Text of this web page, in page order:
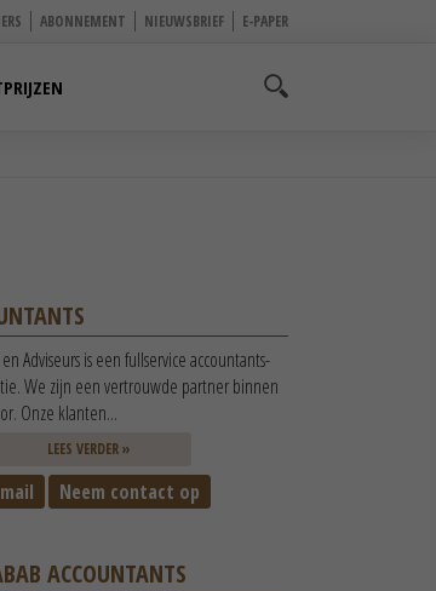
ABONNEMENT NIEUWSBRIEF E-PAPER
Adviseurs is een fullservice accountants-
We zijn een vertrouwde partner binnen
Onze klanten...
LEES VERDER »
Neem contact op
ACCOUNTANTS